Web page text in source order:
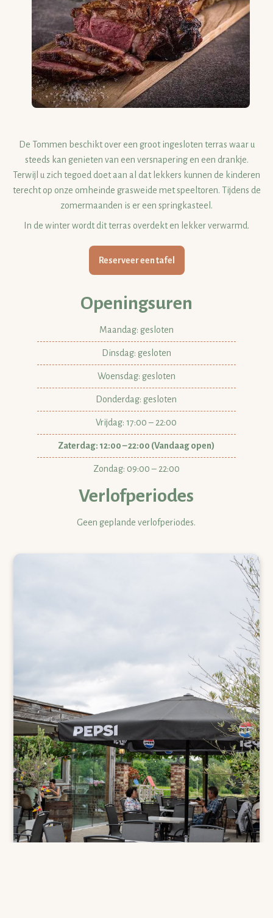
De Tommen beschikt over een groot ingesloten terras waar u
steeds kan genieten van een versnapering en een drankje.
Terwijl u zich tegoed doet aan al dat lekkers kunnen de kinderen
terecht op onze omheinde grasweide met speeltoren. Tijdens de
zomermaanden is er een springkasteel.
In de winter wordt dit terras overdekt en lekker verwarmd.
Reserveer een tafel
Openingsuren
Maandag: gesloten
Dinsdag: gesloten
Woensdag: gesloten
Donderdag: gesloten
Vrijdag: 17:00 – 22:00
Zaterdag: 12:00 – 22:00 (Vandaag open)
Zondag: 09:00 – 22:00
Verlofperiodes
Geen geplande verlofperiodes.